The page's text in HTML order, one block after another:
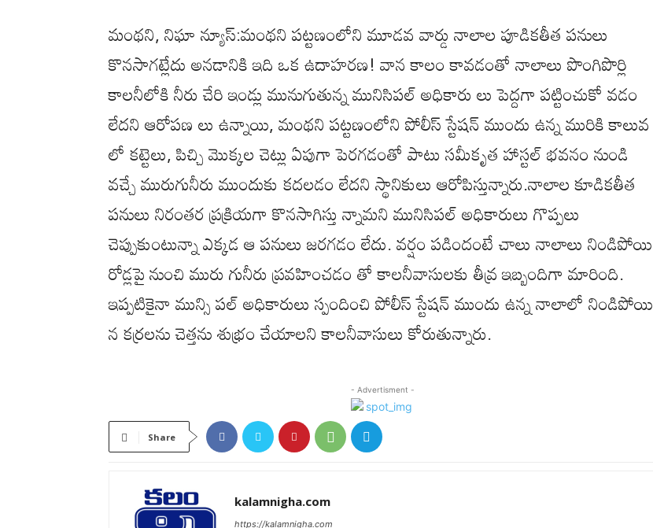
మంథని, నిఘా న్యూస్:మంథని పట్టణంలోని మూడవ వార్డు నాలాల పూడికతీత పనులు
కొనసాగట్లేదు అనడానికి ఇది ఒక ఉదాహరణ! వాన కాలం కావడంతో నాలాలు పొంగిపొర్లి
కాలనీలోకి నీరు చేరి ఇండ్లు మునుగుతున్న మునిసిపల్ అధికారు లు పెద్దగా పట్టించుకో వడం
లేదని ఆరోపణ లు ఉన్నాయి, మంథని పట్టణంలోని పోలీస్ స్టేషన్ ముందు ఉన్న మురికి కాలువ
లో కట్టెలు, పిచ్చి మొక్కల చెట్లు ఏపుగా పెరగడంతో పాటు సమీకృత హాస్టల్ భవనం నుండి
వచ్చే మురుగునీరు ముందుకు కదలడం లేదని స్థానికులు ఆరోపిస్తున్నారు.నాలాల కూడికతీత
పనులు నిరంతర ప్రక్రియగా కొనసాగిస్తు న్నామని మునిసిపల్ అధికారులు గొప్పలు
చెప్పుకుంటున్నా ఎక్కడ ఆ పనులు జరగడం లేదు. వర్షం పడిందంటే చాలు నాలాలు నిండిపోయి
రోడ్లపై నుంచి మురు గునీరు ప్రవహించడం తో కాలనీవాసులకు తీవ్ర ఇబ్బందిగా మారింది.
ఇప్పటికైనా మున్సి పల్ అధికారులు స్పందించి పోలీస్ స్టేషన్ ముందు ఉన్న నాలాలో నిండిపోయి
న కర్రలను చెత్తను శుభ్రం చేయాలని కాలనీవాసులు కోరుతున్నారు.
- Advertisment -
Share
kalamnigha.com
https://kalamnigha.com